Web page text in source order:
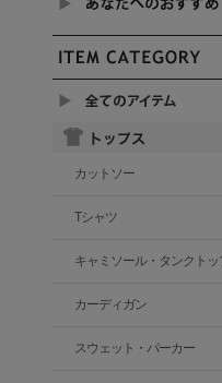
カットソー
Tシャツ
キャミソール・タンクトッ
カーディガン
スウェット・パーカー